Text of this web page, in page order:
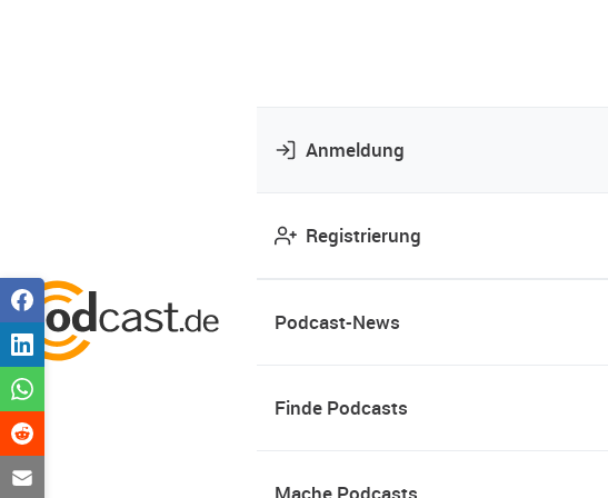
Anmeldung
Registrierung
Podcast-News
Finde Podcasts